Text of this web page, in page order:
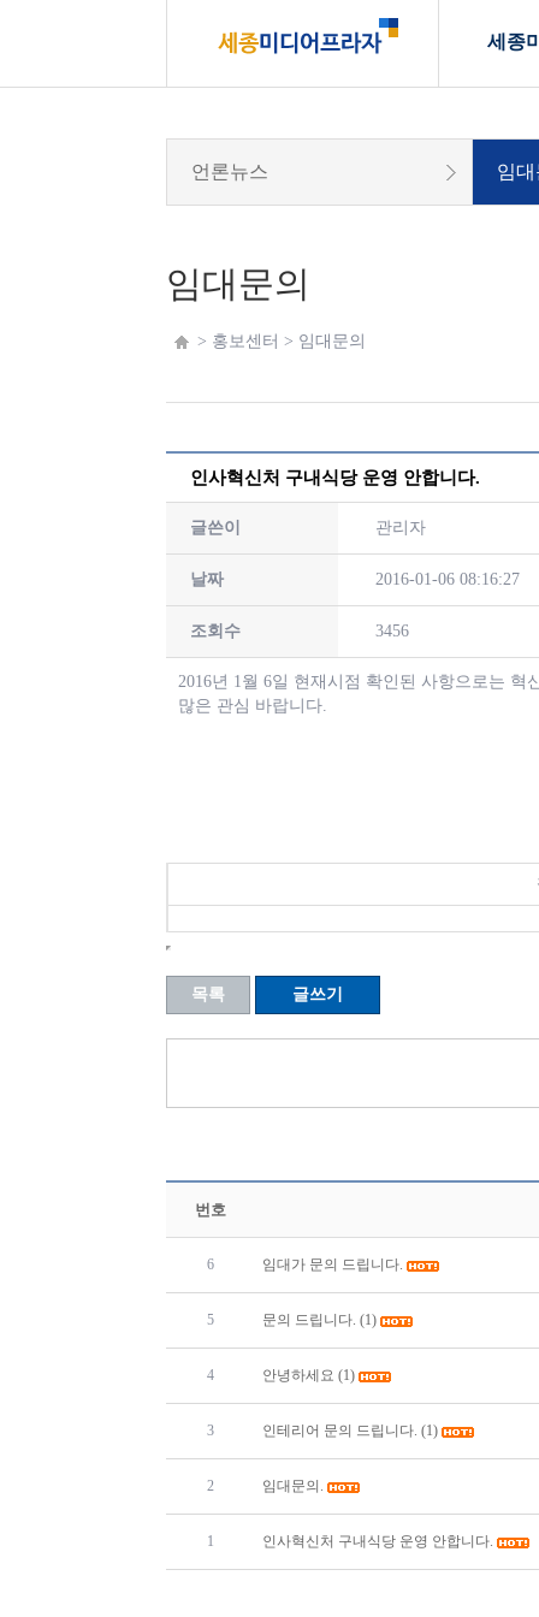
세종
언론뉴스 임
임대문의
> 홍보센터 > 임대문의
인사혁신처 구내식당 운영 안합니다.
글쓴이 관리자
날짜 2016-01-06 08:16:27
조회수 3456
2016년 1월 6일 현재시점 확인된 사항으로는
많은 관심 바랍니다.
목록 글쓰기
번호
6 임대가 문의 드립니다.
5 문의 드립니다. (1)
4 안녕하세요 (1)
3 인테리어 문의 드립니다. (1)
2 임대문의.
1 인사혁신처 구내식당 운영 안합니다.